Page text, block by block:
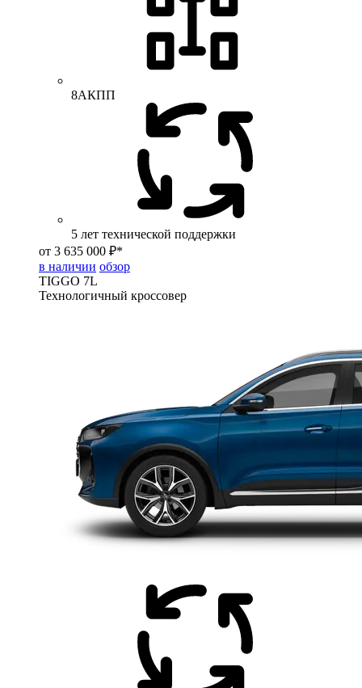
8АКПП
5 лет технической поддержки
от 3 635 000 ₽*
в наличии обзор
TIGGO 7L
Технологичный кроссовер